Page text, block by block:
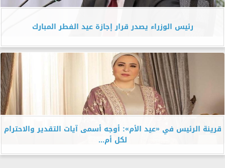
رئيس الوزراء يصدر قرار إجازة عيد الفطر المبارك
قرينة الرئيس في «عيد الأم»: أوجه أسمى آيات التقدير والاحترام
لكل أم...